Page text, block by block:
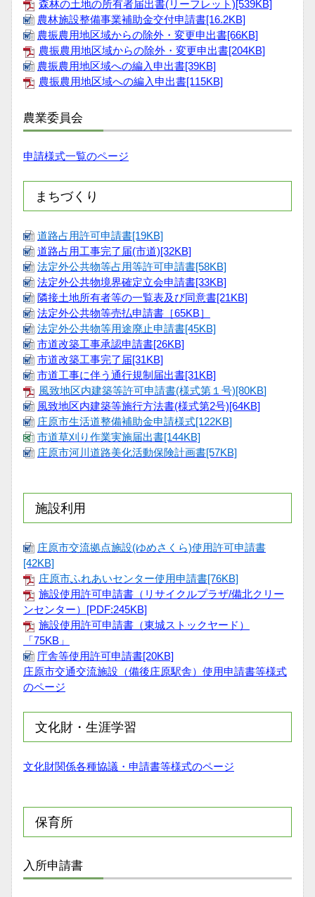
森林の土地の所有者届出書(リーフレット)[539KB]
農林施設整備事業補助金交付申請書[16.2KB]
農振農用地区域からの除外・変更申出書[66KB]
農振農用地区域からの除外・変更申出書[204KB]
農振農用地区域への編入申出書[39KB]
農振農用地区域への編入申出書[115KB]
農業委員会
申請様式一覧のページ
まちづくり
道路占用許可申請書[19KB]
道路占用工事完了届(市道)[32KB]
法定外公共物等占用等許可申請書[58KB]
法定外公共物境界確定立会申請書[33KB]
隣接土地所有者等の一覧表及び同意書[21KB]
法定外公共物等売払申請書［65KB］
法定外公共物等用途廃止申請書[45KB]
市道改築工事承認申請書[26KB]
市道改築工事完了届[31KB]
市道工事に伴う通行規制届出書[31KB]
風致地区内建築等許可申請書(様式第１号)[80KB]
風致地区内建築等施行方法書(様式第2号)[64KB]
庄原市生活道整備補助金申請様式[122KB]
市道草刈り作業実施届出書[144KB]
庄原市河川道路美化活動保険計画書[57KB]
施設利用
庄原市交流拠点施設(ゆめさくら)使用許可申請書
[42KB]
庄原市ふれあいセンター使用申請書[76KB]
施設使用許可申請書（リサイクルプラザ/備北クリー
ンセンター）[PDF:245KB]
施設使用許可申請書（東城ストックヤード）
「75KB」
庁舎等使用許可申請書[20KB]
庄原市交通交流施設（備後庄原駅舎）使用申請書等様式
のページ
文化財・生涯学習
文化財関係各種協議・申請書等様式のページ
保育所
入所申請書